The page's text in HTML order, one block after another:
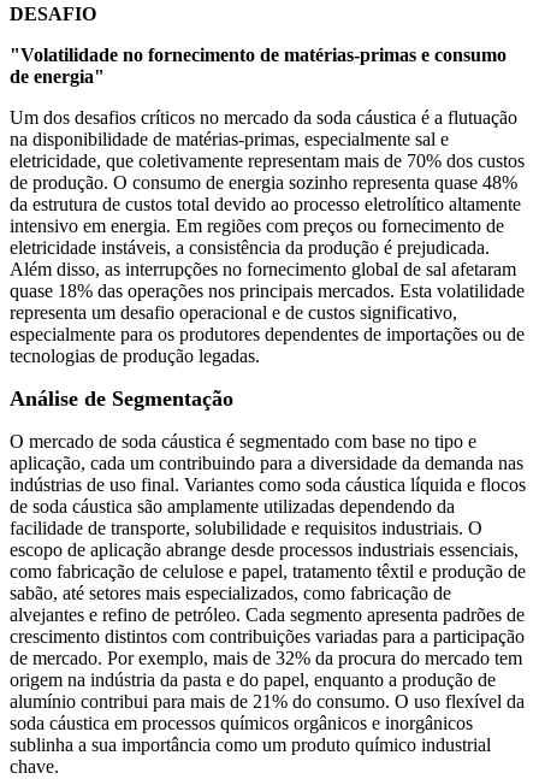
DESAFIO
"Volatilidade no fornecimento de matérias-primas e consumo
de energia"
Um dos desafios críticos no mercado da soda cáustica é a flutuação
na disponibilidade de matérias-primas, especialmente sal e
eletricidade, que coletivamente representam mais de 70% dos custos
de produção. O consumo de energia sozinho representa quase 48%
da estrutura de custos total devido ao processo eletrolítico altamente
intensivo em energia. Em regiões com preços ou fornecimento de
eletricidade instáveis, a consistência da produção é prejudicada.
Além disso, as interrupções no fornecimento global de sal afetaram
quase 18% das operações nos principais mercados. Esta volatilidade
representa um desafio operacional e de custos significativo,
especialmente para os produtores dependentes de importações ou de
tecnologias de produção legadas.
Análise de Segmentação
O mercado de soda cáustica é segmentado com base no tipo e
aplicação, cada um contribuindo para a diversidade da demanda nas
indústrias de uso final. Variantes como soda cáustica líquida e flocos
de soda cáustica são amplamente utilizadas dependendo da
facilidade de transporte, solubilidade e requisitos industriais. O
escopo de aplicação abrange desde processos industriais essenciais,
como fabricação de celulose e papel, tratamento têxtil e produção de
sabão, até setores mais especializados, como fabricação de
alvejantes e refino de petróleo. Cada segmento apresenta padrões de
crescimento distintos com contribuições variadas para a participação
de mercado. Por exemplo, mais de 32% da procura do mercado tem
origem na indústria da pasta e do papel, enquanto a produção de
alumínio contribui para mais de 21% do consumo. O uso flexível da
soda cáustica em processos químicos orgânicos e inorgânicos
sublinha a sua importância como um produto químico industrial
chave.